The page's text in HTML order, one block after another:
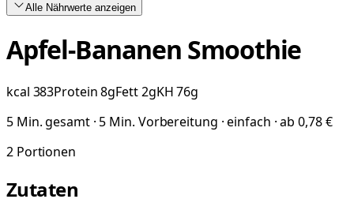
Alle Nährwerte anzeigen
Apfel-Bananen Smoothie
kcal 383Protein 8gFett2gKH76g
5 Min. gesamt · 5 Min. Vorbereitung · einfach · ab 0,78 €
2 Portionen
Zutaten